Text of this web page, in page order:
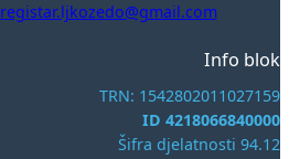
registar.ljkozedo@gmail.com
Info blok
TRN: 1542802011027159
ID 4218066840000
Šifra djelatnosti 94.12